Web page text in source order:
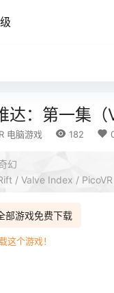
达：第一集
电脑游戏 182
幻
/ Valve Index / PicoVR
部游戏免费下载
这个游戏！